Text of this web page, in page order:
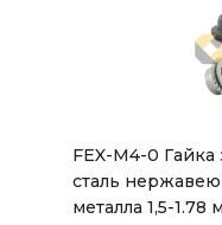
FEX-M4-0
сталь
металла 1,5-1.78